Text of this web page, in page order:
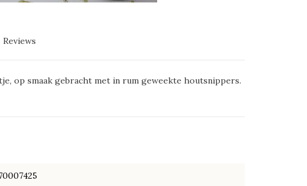
Reviews
op smaak gebracht met in rum geweekte houtsnippers.